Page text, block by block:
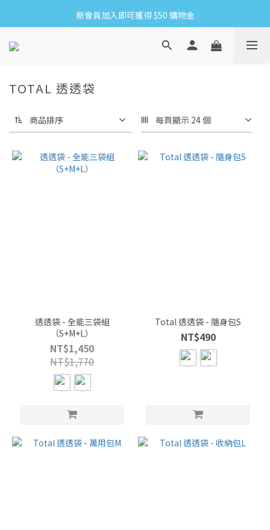
8/6-8/16 全館限時免運
新會員加入即可獲得 $50 購物金
滿1500贈網紗手拿袋&收納洗衣袋XS方
TOTAL 透透袋
商品排序 每頁顯示 24 個
透透袋 - 全能三袋組
（S+M+L）
NT$1,450
NT$1,770
Total 透透袋 - 隨身包S
NT$490